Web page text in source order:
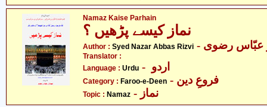
Namaz Kaise Parhain
نماز کیسے پڑھیں ؟
Author : Syed Nazar Abbas Rizvi عبّاس رضوی
Translator :
Language : Urdu
Category : Faroo-e-Deen - فروعِ دین
Topic : Namaz - نماز